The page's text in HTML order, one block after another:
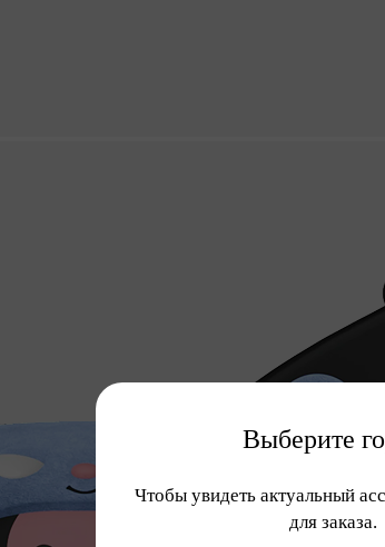
Выберите
Чтобы увидеть актуальный
для заказа.